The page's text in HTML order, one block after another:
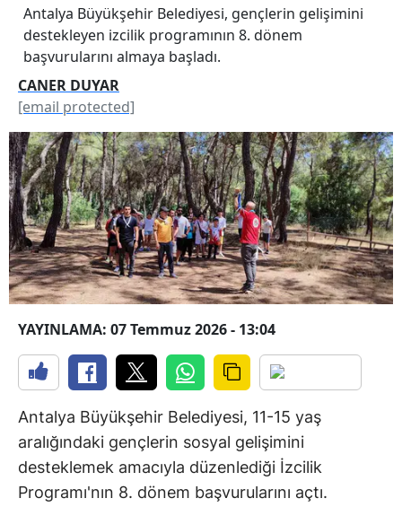
Antalya Büyükşehir Belediyesi, gençlerin gelişimini
destekleyen izcilik programının 8. dönem
başvurularını almaya başladı.
CANER DUYAR
[email protected]
YAYINLAMA: 07 Temmuz 2026 - 13:04
Antalya Büyükşehir Belediyesi, 11-15 yaş
aralığındaki gençlerin sosyal gelişimini
desteklemek amacıyla düzenlediği İzcilik
Programı'nın 8. dönem başvurularını açtı.